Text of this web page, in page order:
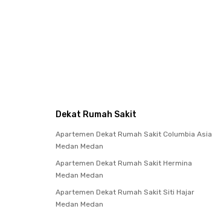
Dekat Rumah Sakit
Apartemen Dekat Rumah Sakit Columbia Asia
Medan Medan
Apartemen Dekat Rumah Sakit Hermina
Medan Medan
Apartemen Dekat Rumah Sakit Siti Hajar
Medan Medan